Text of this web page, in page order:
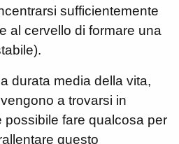
sufficientemente
al cervello di formare una
durata media della vita,
a trovarsi in
fare qualcosa per
questo